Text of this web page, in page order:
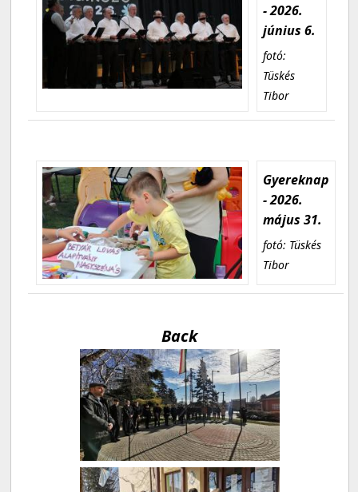
- 2026.
június 6.
fotó:
Tüskés
Tibor
Gyereknap
- 2026.
május 31.
fotó: Tüskés
Tibor
Back